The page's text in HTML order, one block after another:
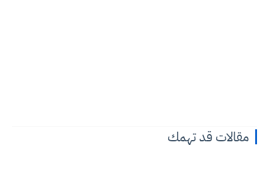
مقالات قد تهمك